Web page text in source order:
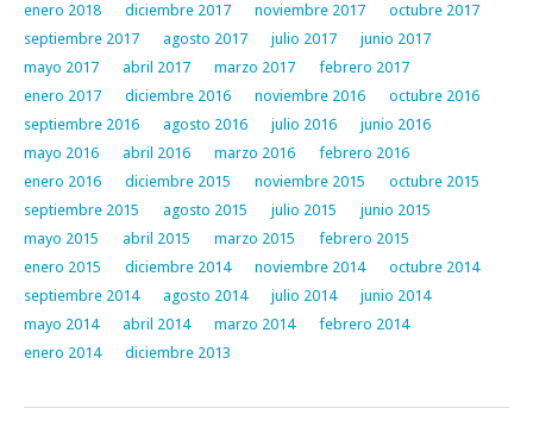
enero 2018
diciembre 2017 noviembre 2017
octubre 2017
septiembre 2017
agosto 2017 julio 2017
junio 2017
mayo 2017
abril 2017 marzo 2017
febrero 2017
enero 2017
diciembre 2016 noviembre 2016
octubre 2016
septiembre 2016
agosto 2016 julio 2016
junio 2016
mayo 2016
abril 2016 marzo 2016
febrero 2016
enero 2016
diciembre 2015 noviembre 2015
octubre 2015
septiembre 2015
agosto 2015 julio 2015
junio 2015
mayo 2015
abril 2015 marzo 2015
febrero 2015
enero 2015
diciembre 2014 noviembre 2014
octubre 2014
septiembre 2014
agosto 2014 julio 2014
junio 2014
mayo 2014
abril 2014 marzo 2014
febrero 2014
enero 2014
diciembre 2013